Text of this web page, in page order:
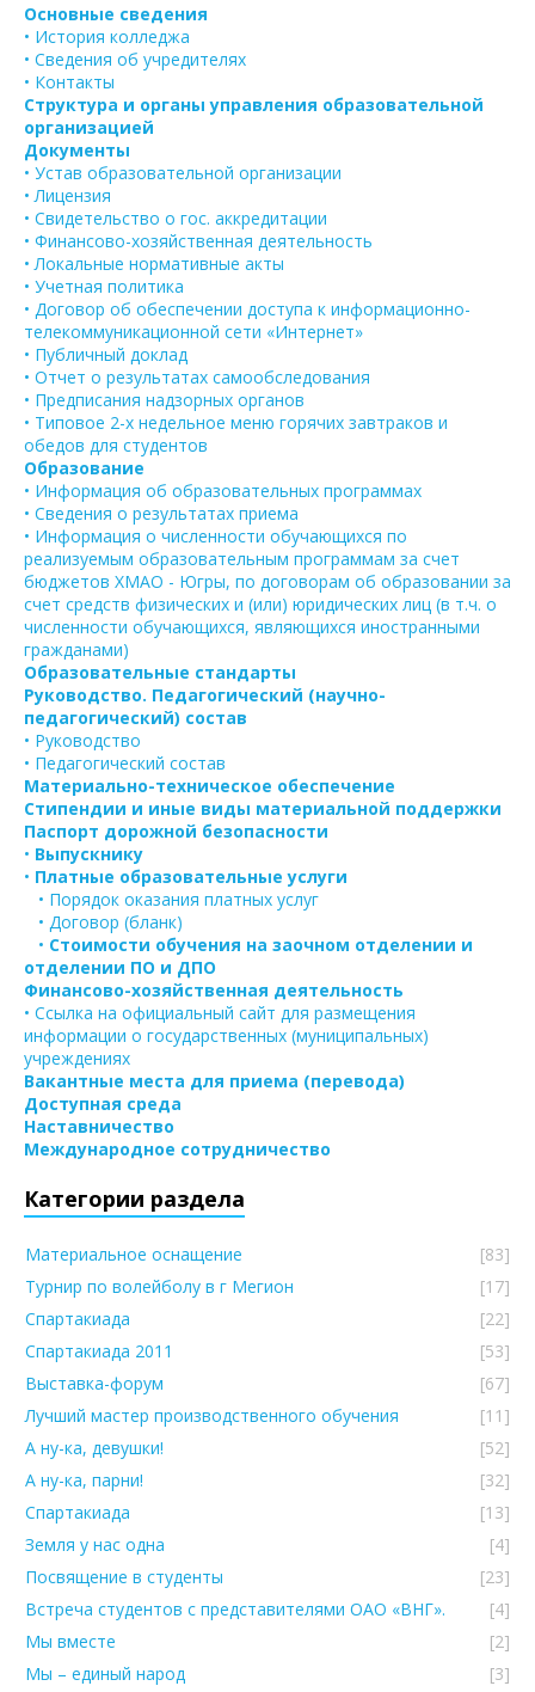
Основные сведения
• История колледжа
• Сведения об учредителях
• Контакты
Структура и органы управления образовательной
организацией
Документы
• Устав образовательной организации
• Лицензия
• Свидетельство о гос. аккредитации
• Финансово-хозяйственная деятельность
• Локальные нормативные акты
• Учетная политика
• Договор об обеспечении доступа к информационно-
телекоммуникационной сети «Интернет»
• Публичный доклад
• Отчет о результатах самообследования
• Предписания надзорных органов
• Типовое 2-х недельное меню горячих завтраков и
обедов для студентов
Образование
• Информация об образовательных программах
• Сведения о результатах приема
• Информация о численности обучающихся по
реализуемым образовательным программам за счет
бюджетов ХМАО - Югры, по договорам об образовании за
счет средств физических и (или) юридических лиц (в т.ч. о
численности обучающихся, являющихся иностранными
гражданами)
Образовательные стандарты
Руководство. Педагогический (научно-
педагогический) состав
• Руководство
• Педагогический состав
Материально-техническое обеспечение
Стипендии и иные виды материальной поддержки
Паспорт дорожной безопасности
• Выпускнику
• Платные образовательные услуги
• Порядок оказания платных услуг
• Договор (бланк)
• Стоимости обучения на заочном отделении и
отделении ПО и ДПО
Финансово-хозяйственная деятельность
• Ссылка на официальный сайт для размещения
информации о государственных (муниципальных)
учреждениях
Вакантные места для приема (перевода)
Доступная среда
Наставничество
Международное сотрудничество
Категории раздела
Материальное оснащение
[83]
Турнир по волейболу в г Мегион
[17]
Спартакиада
[22]
Спартакиада 2011
[53]
Выставка-форум
[67]
Лучший мастер производственного обучения
[11]
А ну-ка, девушки!
[52]
А ну-ка, парни!
[32]
Спартакиада
[13]
Земля у нас одна
[4]
Посвящение в студенты
[23]
Встреча студентов с представителями ОАО «ВНГ».
[4]
Мы вместе
[2]
Мы – единый народ
[3]